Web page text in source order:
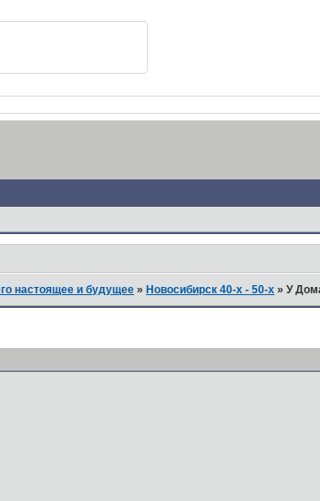
настоящее и будущее »Новосибирск 40-х - 50-х »У